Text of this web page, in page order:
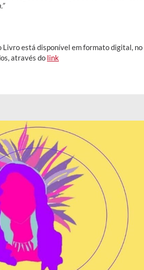
Livro está disponível em formato digital, no
através do link